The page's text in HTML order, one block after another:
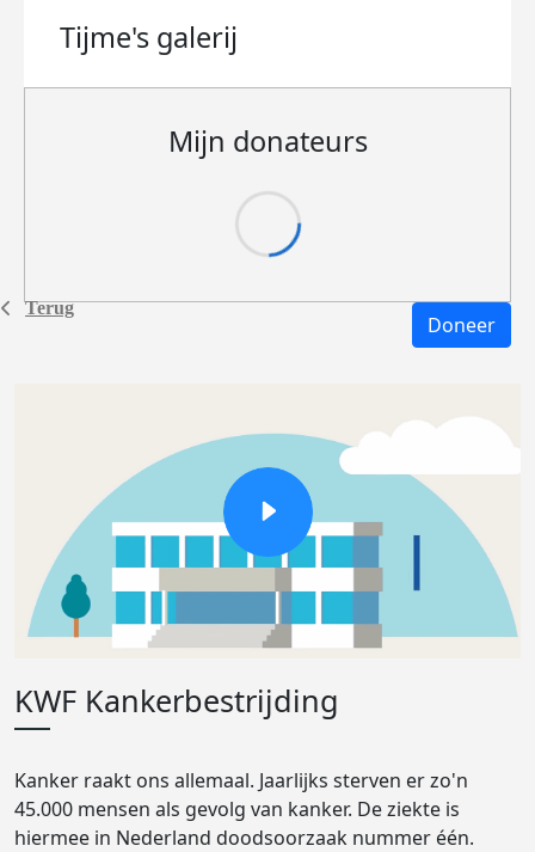
Terug
Tijme's galerij
Mijn donateurs
Doneer
KWF Kankerbestrijding
Kanker raakt ons allemaal. Jaarlijks sterven er zo'n
45.000 mensen als gevolg van kanker. De ziekte is
hiermee in Nederland doodsoorzaak nummer één.